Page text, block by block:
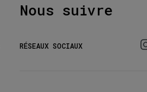
Nous suivre
RÉSEAUX SOCIAUX